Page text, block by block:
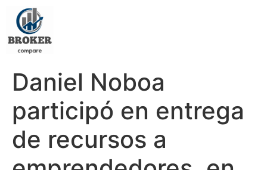
Daniel Noboa
participó en entrega
de recursos a